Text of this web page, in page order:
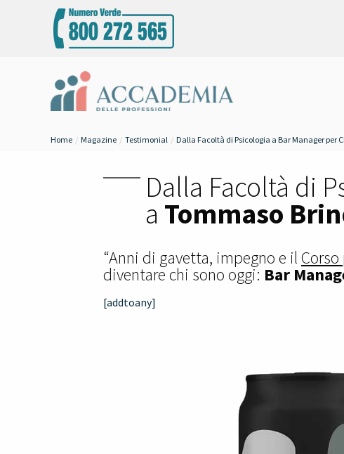
Home Magazine Testimonial Dalla Facoltà di Psicologia a Bar Manager per
Dalla Facoltà di
a Tommaso
“Anni di gavetta, impegno e ilCorso
diventare chi sono oggi: Bar
[addtoany]